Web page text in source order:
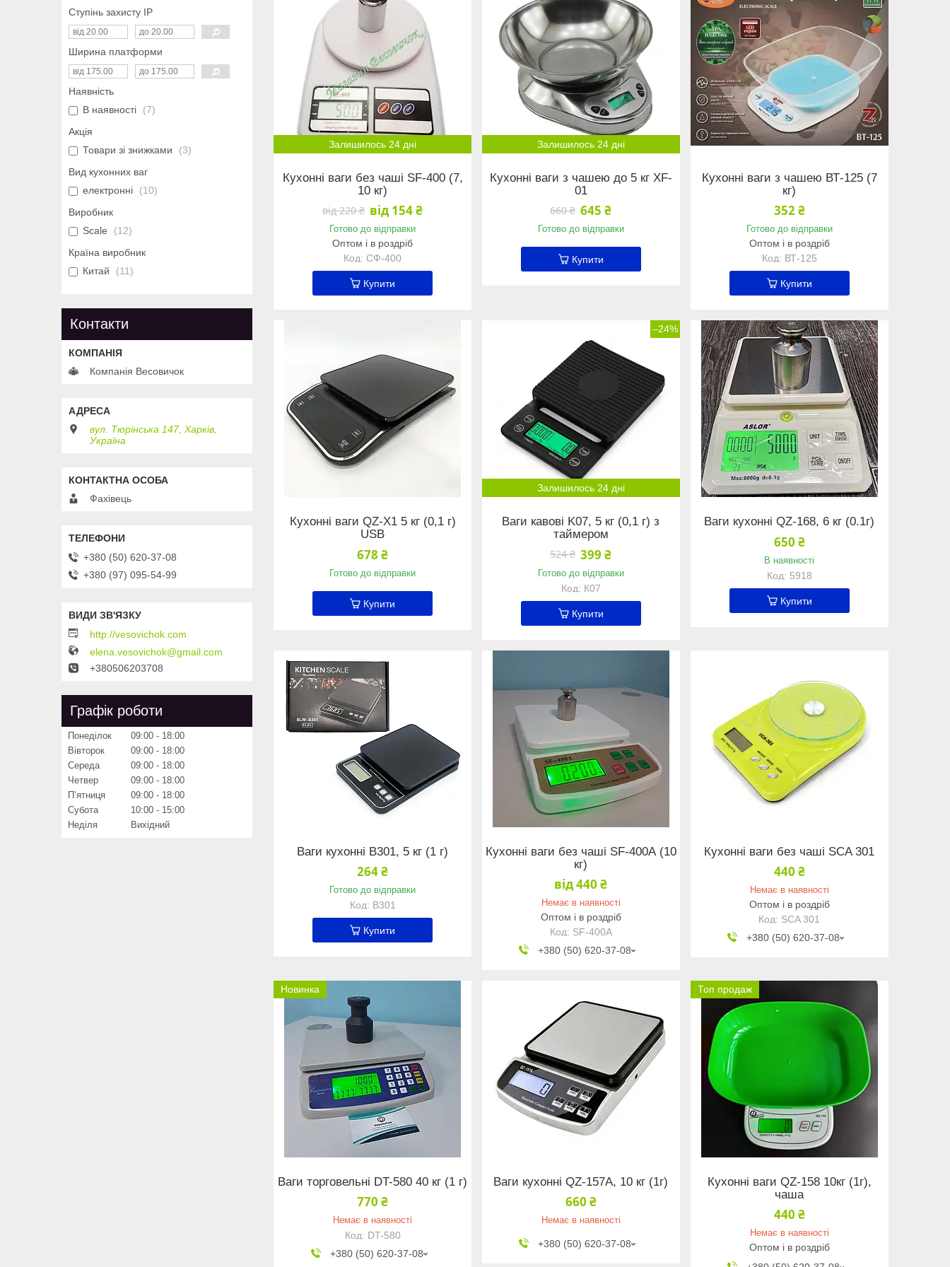
Залишилось 24 дні
Кухонні ваги без чаші SF-400 (7,
10 кг)
від 220 ₴ від 154 ₴
Готово до відправки
Оптом і в роздріб
СФ-400
Купити
Залишилось 24 дні
Кухонні ваги з чашею до 5 кг XF-
01
660 ₴ 645 ₴
Готово до відправки
Купити
Кухонні ваги з чашею ВТ-125 (7
кг)
352 ₴
Готово до відправки
Оптом і в роздріб
ВТ-125
Купити
Кухонні ваги QZ-X1 5 кг (0,1 г)
USB
678 ₴
Готово до відправки
Купити
–24%
Залишилось 24 дні
Ваги кавові K07, 5 кг (0,1 г) з
таймером
524 ₴ 399 ₴
Готово до відправки
К07
Купити
Ваги кухонні QZ-168, 6 кг (0.1г)
650 ₴
В наявності
5918
Купити
Ваги кухонні B301, 5 кг (1 г)
264 ₴
Готово до відправки
B301
Купити
Кухонні ваги без чаші SF-400А (10
кг)
від 440 ₴
Немає в наявності
Оптом і в роздріб
SF-400А
+380 (50) 620-37-08
Кухонні ваги без чаші SCA 301
440 ₴
Немає в наявності
Оптом і в роздріб
SCA 301
+380 (50) 620-37-08
Новинка
Ваги торговельні DT-580 40 кг (1 г)
770 ₴
Немає в наявності
DT-580
+380 (50) 620-37-08
Ваги кухонні QZ-157A, 10 кг (1г)
660 ₴
Немає в наявності
+380 (50) 620-37-08
Топ продаж
Кухонні ваги QZ-158 10кг (1г),
чаша
440 ₴
Немає в наявності
Оптом і в роздріб
Ступінь захисту IP
Ширина платформи
Наявність
В наявності
7
Акція
Товари зі знижками
3
Вид кухонних ваг
електронні
10
Виробник
Scale
12
Країна виробник
Китай
11
Контакти
Компанія Весовичок
вул. Тюрінська 147, Харків,
Україна
Фахівець
+380 (50) 620-37-08
+380 (97) 095-54-99
http://vesovichok.com
elena.vesovichok@gmail.com
+380506203708
Графік роботи
Понеділок 09:00
18:00
Вівторок
09:00
18:00
Середа
09:00
18:00
Четвер
09:00
18:00
Пʼятниця
09:00
18:00
Субота
10:00
15:00
Неділя
Вихідний